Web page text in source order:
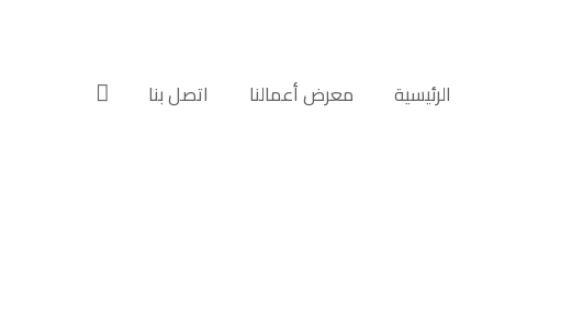
الرئيسية‎ معرض أعمالنا‎‎ اتصل بنا‎‎